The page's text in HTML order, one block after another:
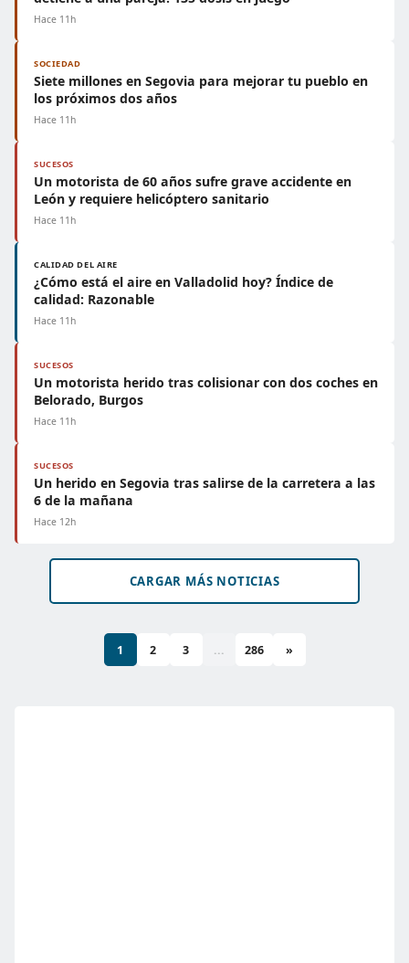
Hace 11h
SOCIEDAD
Siete millones en Segovia para mejorar tu pueblo en
los próximos dos años
Hace 11h
SUCESOS
Un motorista de 60 años sufre grave accidente en
León y requiere helicóptero sanitario
Hace 11h
CALIDAD DEL AIRE
¿Cómo está el aire en Valladolid hoy? Índice de
calidad: Razonable
Hace 11h
SUCESOS
Un motorista herido tras colisionar con dos coches en
Belorado, Burgos
Hace 11h
SUCESOS
Un herido en Segovia tras salirse de la carretera a las
6 de la mañana
Hace 12h
CARGAR MÁS NOTICIAS
1 2 3 ... 286 »